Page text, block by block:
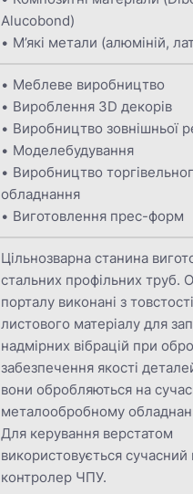
Alucobond)
М’які метали (алюміній,
Меблеве виробництво
Вироблення 3D декорів
Виробництво зовнішньої
Моделебудування
Виробництво
обладнання
Виготовлення прес-форм
Цільнозварна станина
стальних профільних труб.
порталу виконані з
листового матеріалу для
надмірних вібрацій при
забезпечення якості
вони обробляються на
металообробному
Для керування верстатом
використовується
контролер ЧПУ.